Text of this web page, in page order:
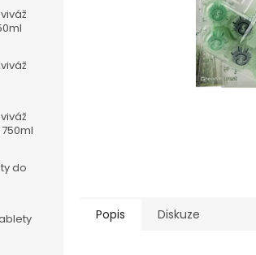
do
Popis Diskuze